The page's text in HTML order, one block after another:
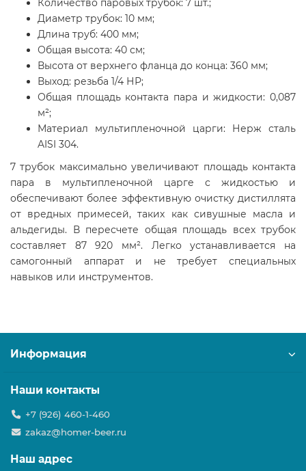
Количество паровых трубок: 7 шт.;
Диаметр трубок: 10 мм;
Длина труб: 400 мм;
Общая высота: 40 см;
Высота от верхнего фланца до конца: 360 мм;
Выход: резьба 1/4 НР;
Общая площадь контакта пара и жидкости: 0,087
м²;
Материал мультипленочной царги: Нерж сталь
AISI 304.
7 трубок максимально увеличивают площадь контакта
пара в мультипленочной царге с жидкостью и
обеспечивают более эффективную очистку дистиллята
от вредных примесей, таких как сивушные масла и
альдегиды. В пересчете общая площадь всех трубок
составляет 87 920 мм². Легко устанавливается на
самогонный аппарат и не требует специальных
навыков или инструментов.
Информация
Наши контакты
+7 (926) 460-1-460
zakaz@homer-beer.ru
Наш адрес